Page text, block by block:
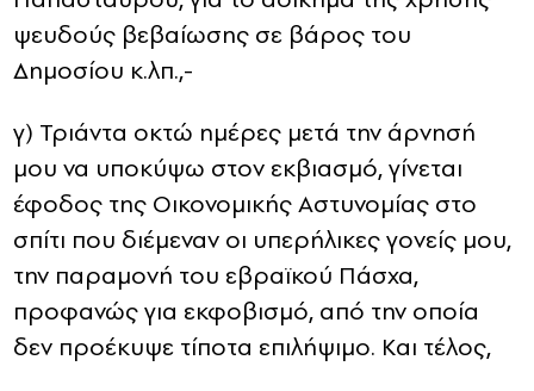
ψευδούς βεβαίωσης σε βάρος του
Δημοσίου κ.λπ.,-
γ) Τριάντα οκτώ ημέρες μετά την άρνησή
μου να υποκύψω στον εκβιασμό, γίνεται
έφοδος της Οικονομικής Αστυνομίας στο
σπίτι που διέμεναν οι υπερήλικες γονείς μου,
την παραμονή του εβραϊκού Πάσχα,
προφανώς για εκφοβισμό, από την οποία
δεν προέκυψε τίποτα επιλήψιμο. Και τέλος,